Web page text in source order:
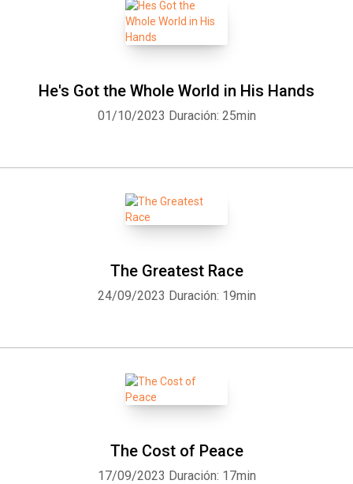
He's Got the Whole World in His Hands
01/10/2023 Duración: 25min
The Greatest Race
24/09/2023 Duración: 19min
The Cost of Peace
17/09/2023 Duración: 17min